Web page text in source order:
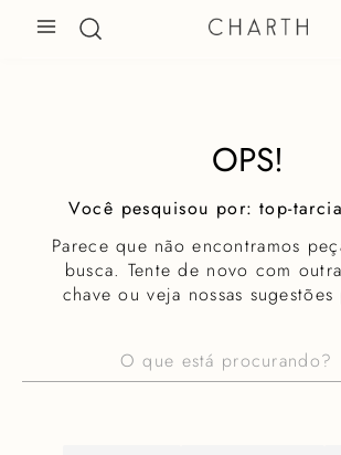
OPS!
top-
Parece que não encontramos
busca. Tente de novo com
chave ou veja nossas
O que está procurando?